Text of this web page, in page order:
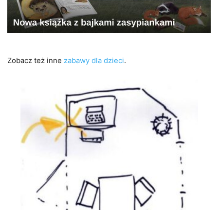
Zobacz też inne zabawy dla dzieci.